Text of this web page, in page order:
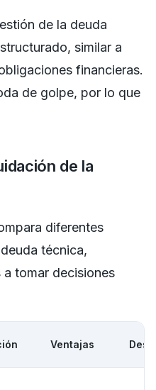
de la deuda
similar a
financieras.
de golpe, por lo que
de la
diferentes
técnica,
tomar decisiones
Ventajas